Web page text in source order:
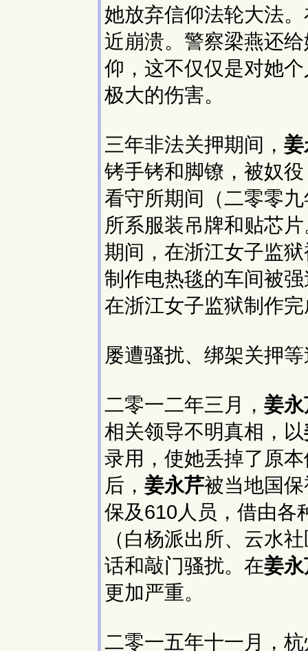
她放弃信仰法轮大法
近崩溃。警察梁燕还
仰，这不仅仅是对她
极大的伤害。
三年非法关押期间，
铐手铐和脚镣，被奴
看守所期间（二零零
所系服装吊牌和贴芯
期间，在浙江女子监
制作电热毯的车间被
在浙江女子监狱制作
屡遭骚扰、绑架关押
二零一二年三月， 姜
相关领导不明真相，以
录用，使她丢掉了原
后， 姜永芹被当地国
保及610人员，借由各
（白杨派出所、云水
话和敲门骚扰。在姜
更加严重。
二零一五年十一月，